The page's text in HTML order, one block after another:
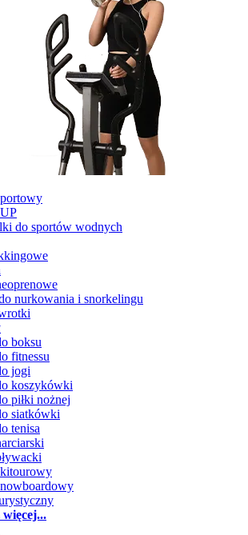
do sportów wodnych
nurkowania i snorkelingu
boksu
fitnessu
jogi
koszykówki
piłki nożnej
siatkówki
tenisa
więcej...